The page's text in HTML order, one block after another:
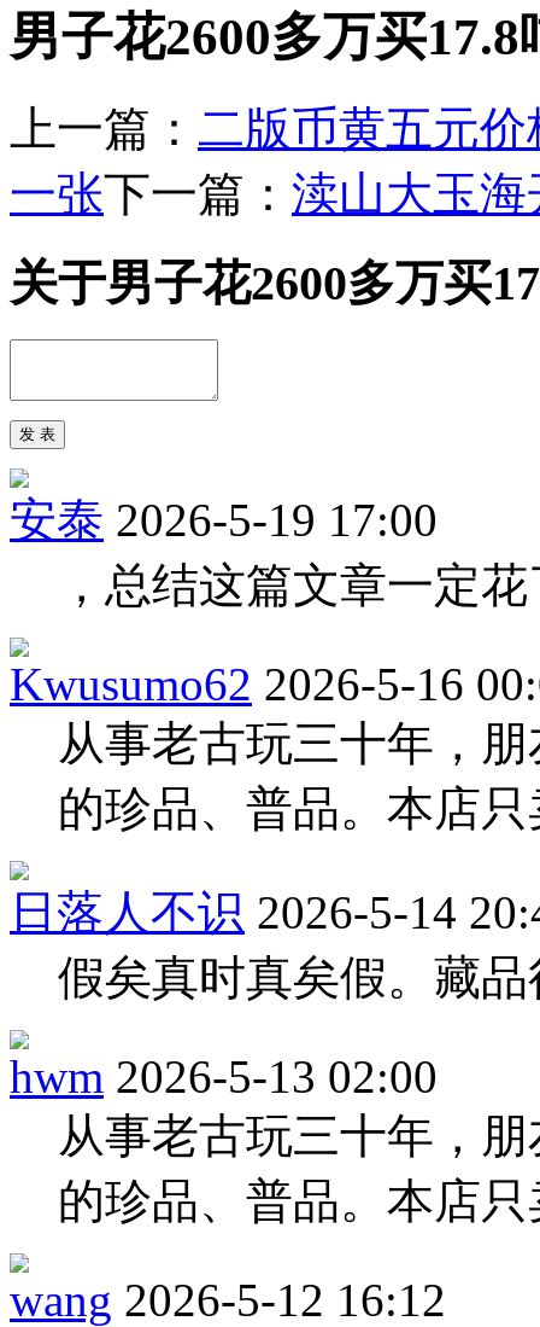
男子花2600多万买
上一篇： 二版币黄五元
一张下一篇： 渎山大玉
关于男子花2600多万买
安泰 2026-5-19 17:00
，总结这篇文章一定
Kwusumo62 2026-5-16
从事老古玩三十年，
的珍品、普品。本店
日落人不识 2026-5-14
假矣真时真矣假。藏
hwm 2026-5-13 02:00
从事老古玩三十年，
的珍品、普品。本店
wang 2026-5-12 16:12